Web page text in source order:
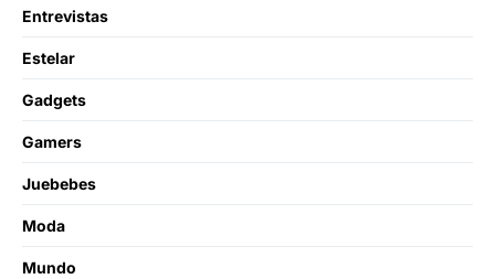
Entrevistas
Estelar
Gadgets
Gamers
Juebebes
Moda
Mundo